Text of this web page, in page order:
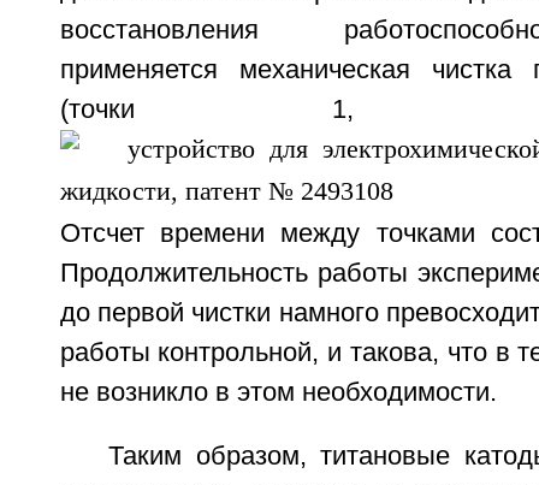
восстановления
применяется механическая чистка
(точки
Отсчет времени между точками
Продолжительность работы
до первой чистки намного
работы контрольной, и такова, что в
не возникло в этом необходимости.
Таким образом, титановые